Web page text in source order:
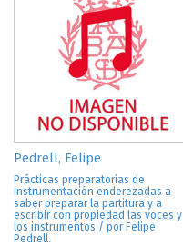
Pedrell, Felipe
Prácticas preparatorias de
Instrumentación enderezadas a
saber preparar la partitura y a
escribir con propiedad las voces y
los instrumentos / por Felipe
Pedrell.